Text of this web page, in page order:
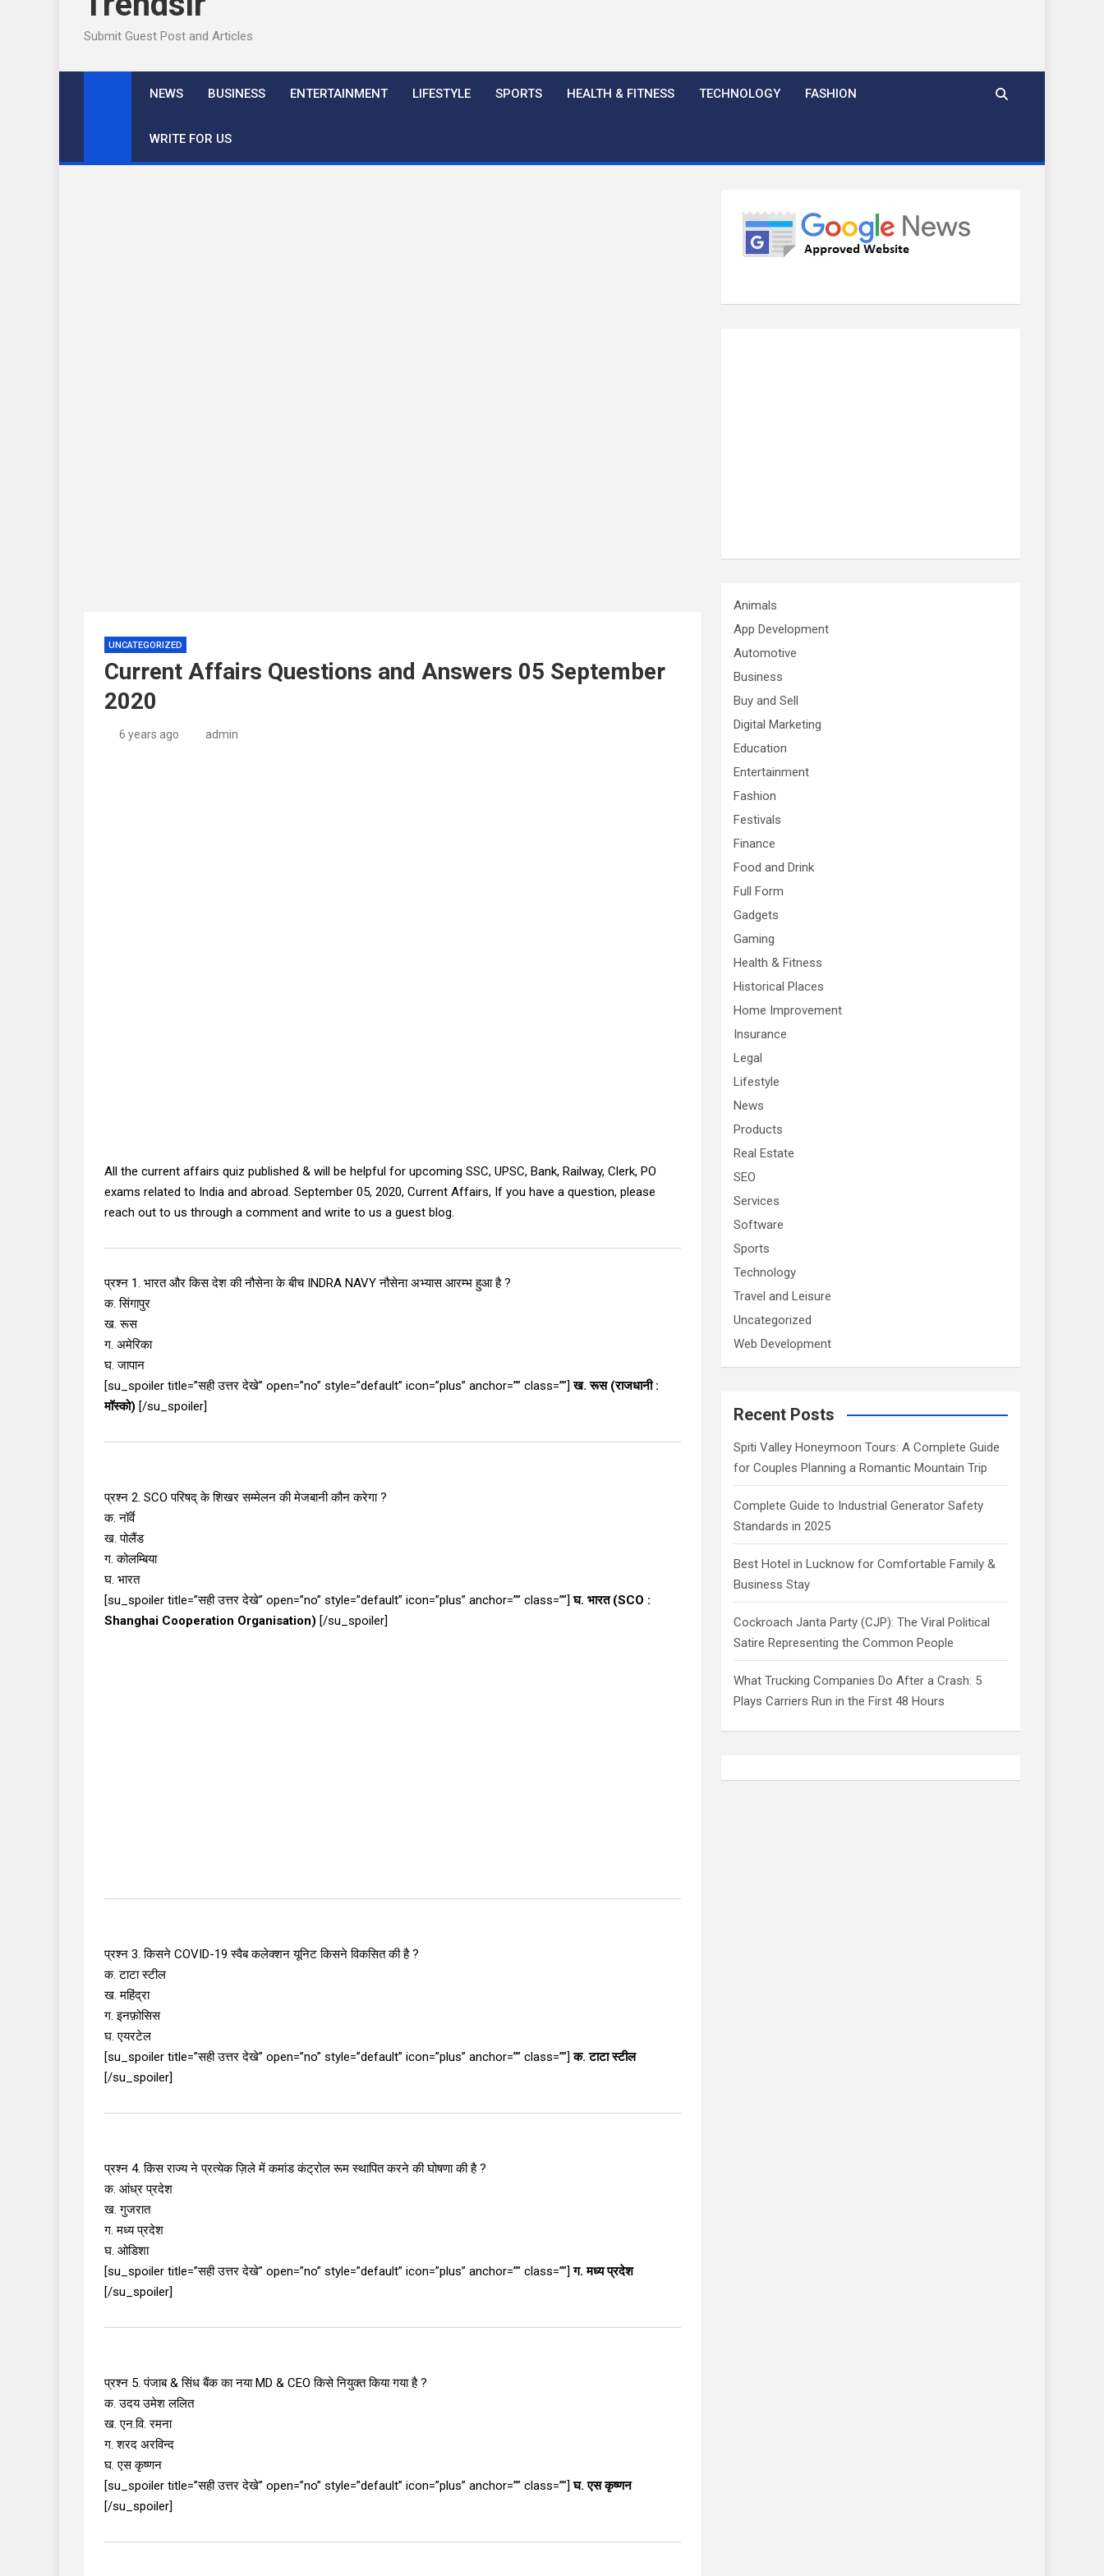
Submit Guest Post and Articles
NEWS BUSINESS ENTERTAINMENT LIFESTYLE SPORTS HEALTH & FITNESS TECHNOLOGY FASHION
WRITE FOR US
UNCATEGORIZED
Current Affairs Questions and Answers 05 September
2020
6 years ago admin
All the current affairs quiz published & will be helpful for upcoming SSC, UPSC, Bank, Railway, Clerk, PO
exams related to India and abroad. September 05, 2020, Current Affairs, If you have a question, please
reach out to us through a comment and write to us a guest blog.
प्रश्न 1. भारत और किस देश की नौसेना के बीच INDRA NAVY नौसेना अभ्यास आरम्भ हुआ है ?
क. सिंगापुर
ख. रूस
ग. अमेरिका
घ. जापान
[su_spoiler title=”सही उत्तर देखे” open=”no” style=”default” icon=”plus” anchor=”” class=””]ख. रूस (राजधानी :
मॉस्को) [/su_spoiler]
प्रश्न 2. SCO परिषद् के शिखर सम्मेलन की मेजबानी कौन करेगा ?
क. नॉर्वे
ख. पोलैंड
ग. कोलम्बिया
घ. भारत
[su_spoiler title=”सही उत्तर देखे” open=”no” style=”default” icon=”plus” anchor=”” class=””] घ. भारत (SCO :
Shanghai Cooperation Organisation) [/su_spoiler]
प्रश्न 3. किसने COVID-19 स्वैब कलेक्शन यूनिट किसने विकसित की है ?
क. टाटा स्टील
ख. महिंद्रा
ग. इनफ़ोसिस
घ. एयरटेल
[su_spoiler title=”सही उत्तर देखे” open=”no” style=”default” icon=”plus” anchor=”” class=””] क. टाटा स्टील
[/su_spoiler]
प्रश्न 4. किस राज्य ने प्रत्येक ज़िले में कमांड कंट्रोल रूम स्थापित करने की घोषणा की है ?
क. आंध्र प्रदेश
ख. गुजरात
ग. मध्य प्रदेश
घ. ओडिशा
[su_spoiler title=”सही उत्तर देखे” open=”no” style=”default” icon=”plus” anchor=”” class=””]ग. मध्य प्रदेश
[/su_spoiler]
प्रश्न 5. पंजाब & सिंध बैंक का नया MD & CEO किसे नियुक्त किया गया है ?
क. उदय उमेश ललित
ख. एन.वि. रमना
ग. शरद अरविन्द
घ. एस कृष्णन
[su_spoiler title=”सही उत्तर देखे” open=”no” style=”default” icon=”plus” anchor=”” class=””]घ. एस कृष्णन
[/su_spoiler]
Animals
App Development
Automotive
Business
Buy and Sell
Digital Marketing
Education
Entertainment
Fashion
Festivals
Finance
Food and Drink
Full Form
Gadgets
Gaming
Health & Fitness
Historical Places
Home Improvement
Insurance
Legal
Lifestyle
News
Products
Real Estate
SEO
Services
Software
Sports
Technology
Travel and Leisure
Uncategorized
Web Development
Recent Posts
Spiti Valley Honeymoon Tours: A Complete Guide
for Couples Planning a Romantic Mountain Trip
Complete Guide to Industrial Generator Safety
Standards in 2025
Best Hotel in Lucknow for Comfortable Family &
Business Stay
Cockroach Janta Party (CJP): The Viral Political
Satire Representing the Common People
What Trucking Companies Do After a Crash: 5
Plays Carriers Run in the First 48 Hours